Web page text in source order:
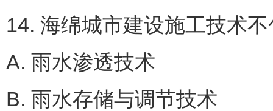
14. 海绵城市建设施工技术
A. 雨水渗透技术
B. 雨水存储与调节技术